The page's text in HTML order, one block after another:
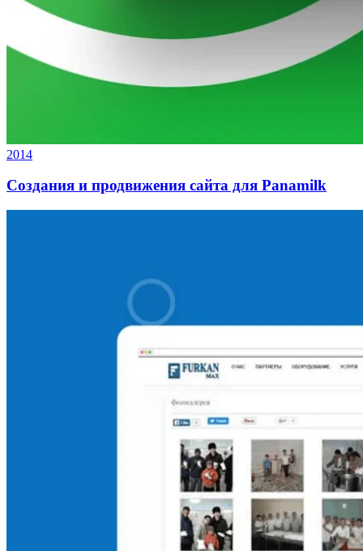
2014
Создания и продвижения сайта для Panamilk